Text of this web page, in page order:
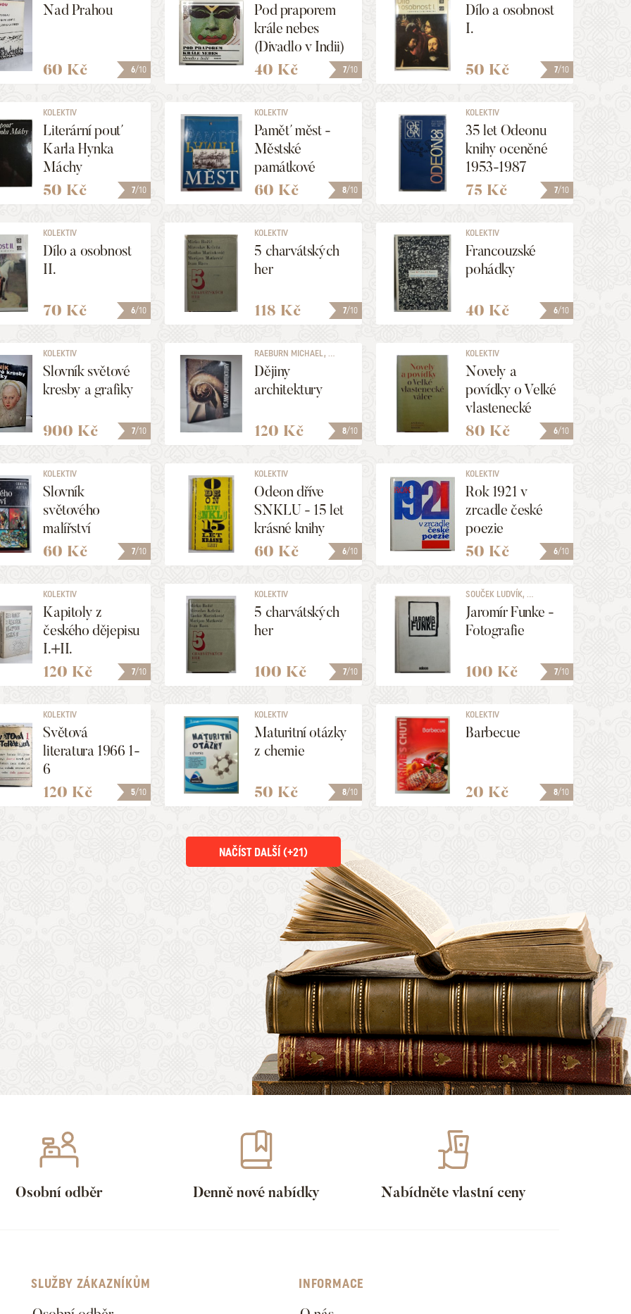
6/10
Nad Prahou
60 Kč 7/10
Pod praporem
krále nebes
(Divadlo v Indii)
40 Kč 7/10
Dílo a osobnost
I.
50 Kč
7/10
KOLEKTIV
Literární pouť
Karla Hynka
Máchy
50 Kč 8/10
KOLEKTIV
Paměť měst -
Městské
památkové
rezervace v
českých zemích
60 Kč 7/10
KOLEKTIV
35 let Odeonu
knihy oceněné
1953-1987
75 Kč
6/10
KOLEKTIV
Dílo a osobnost
II.
70 Kč 7/10
KOLEKTIV
5 charvátských
her
118 Kč 6/10
KOLEKTIV
Francouzské
pohádky
40 Kč
7/10
KOLEKTIV
Slovník světové
kresby a grafiky
900 Kč 8/10
RAEBURN MICHAEL, ...
Dějiny
architektury
120 Kč 6/10
KOLEKTIV
Novely a
povídky o Velké
vlastenecké
válce
80 Kč
7/10
KOLEKTIV
Slovník
světového
malířství
60 Kč 6/10
KOLEKTIV
Odeon dříve
SNKLU - 15 let
krásné knihy
60 Kč 6/10
KOLEKTIV
Rok 1921 v
zrcadle české
poezie
50 Kč
7/10
KOLEKTIV
Kapitoly z
českého dějepisu
I.+II.
120 Kč 7/10
KOLEKTIV
5 charvátských
her
100 Kč 7/10
SOUČEK LUDVÍK, ...
Jaromír Funke -
Fotografie
100 Kč
5/10
KOLEKTIV
Světová
literatura 1966 1-
6
120 Kč 8/10
KOLEKTIV
Maturitní otázky
z chemie
50 Kč 8/10
KOLEKTIV
Barbecue
20 Kč
NAČÍST DALŠÍ (+21)
Osobní odběr Denně nové nabídky Nabídněte vlastní ceny
SLUŽBY ZÁKAZNÍKŮM INFORMACE